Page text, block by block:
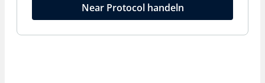
Near Protocol handeln